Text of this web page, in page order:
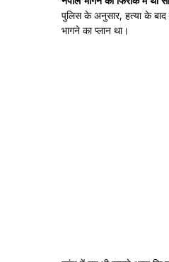
पुलिस के अनुसार, हत्या के
भागने का प्लान था।